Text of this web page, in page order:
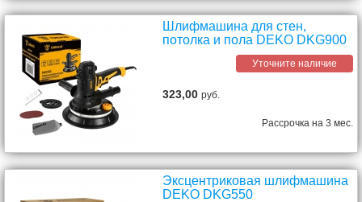
Шлифмашина для стен,
потолка и пола DEKO DKG900
Уточните наличие
323,00руб.
Рассрочка на 3 мес.
Эксцентриковая шлифмашина
DEKO DKG550